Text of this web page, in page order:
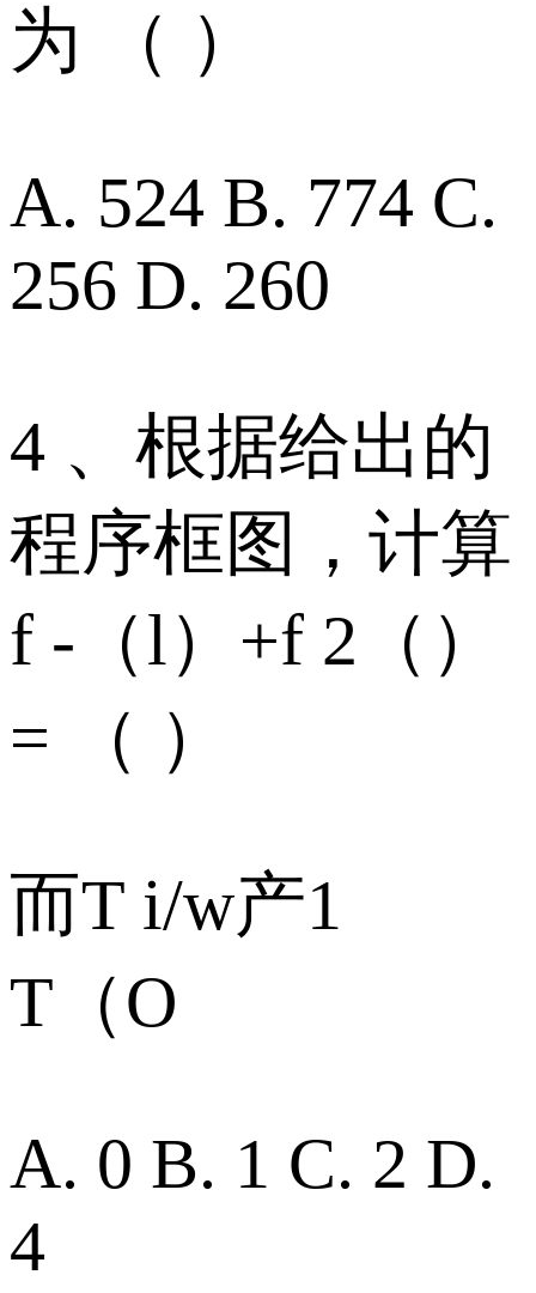
为 （ ）
A. 524 B. 774 C.
256 D. 260
4 、根据给出的
程序框图，计算
f -（l）+f 2（）
= （ ）
而T i/w产1
T（O
A. 0 B. 1 C. 2 D.
4